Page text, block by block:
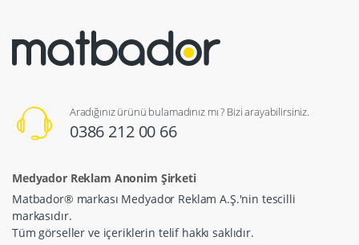
Aradığınız ürünü bulamadınız mı ? Bizi arayabilirsiniz.
0386 212 00 66
Medyador Reklam Anonim Şirketi
Matbador® markası Medyador Reklam A.Ş.'nin tescilli
markasıdır.
Tüm görseller ve içeriklerin telif hakkı saklıdır.